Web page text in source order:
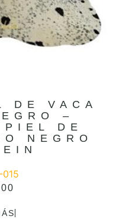
DE VACA
–
PIEL DE
NEGRO
015